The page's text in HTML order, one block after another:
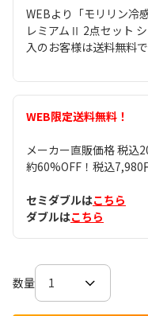
WEBより「モリリン冷
レミアムⅡ 2点セット
入のお客様は送料無料
WEB限定送料無料！
メーカー直販価格 税込
約60%OFF！税込7,980
セミダブルはこちら
ダブルはこちら
数量